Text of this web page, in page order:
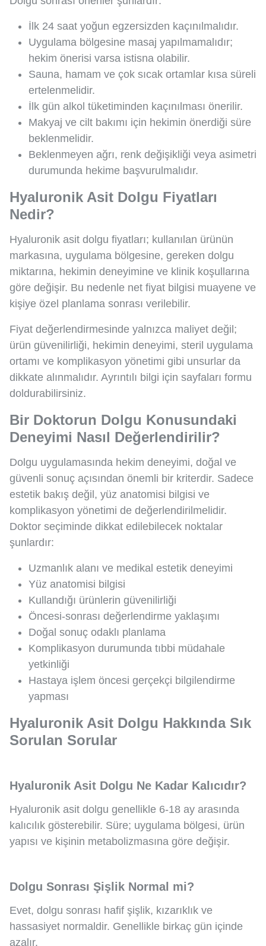
İlk 24 saat yoğun egzersizden kaçınılmalıdır.
Uygulama bölgesine masaj yapılmamalıdır;
hekim önerisi varsa istisna olabilir.
Sauna, hamam ve çok sıcak ortamlar kısa süreli
ertelenmelidir.
İlk gün alkol tüketiminden kaçınılması önerilir.
Makyaj ve cilt bakımı için hekimin önerdiği süre
beklenmelidir.
Beklenmeyen ağrı, renk değişikliği veya asimetri
durumunda hekime başvurulmalıdır.
Hyaluronik Asit Dolgu Fiyatları
Nedir?
Hyaluronik asit dolgu fiyatları; kullanılan ürünün
markasına, uygulama bölgesine, gereken dolgu
miktarına, hekimin deneyimine ve klinik koşullarına
göre değişir. Bu nedenle net fiyat bilgisi muayene ve
kişiye özel planlama sonrası verilebilir.
Fiyat değerlendirmesinde yalnızca maliyet değil;
ürün güvenilirliği, hekimin deneyimi, steril uygulama
ortamı ve komplikasyon yönetimi gibi unsurlar da
dikkate alınmalıdır. Ayrıntılı bilgi için sayfaları formu
doldurabilirsiniz.
Bir Doktorun Dolgu Konusundaki
Deneyimi Nasıl Değerlendirilir?
Dolgu uygulamasında hekim deneyimi, doğal ve
güvenli sonuç açısından önemli bir kriterdir. Sadece
estetik bakış değil, yüz anatomisi bilgisi ve
komplikasyon yönetimi de değerlendirilmelidir.
Doktor seçiminde dikkat edilebilecek noktalar
şunlardır:
Uzmanlık alanı ve medikal estetik deneyimi
Yüz anatomisi bilgisi
Kullandığı ürünlerin güvenilirliği
Öncesi-sonrası değerlendirme yaklaşımı
Doğal sonuç odaklı planlama
Komplikasyon durumunda tıbbi müdahale
yetkinliği
Hastaya işlem öncesi gerçekçi bilgilendirme
yapması
Hyaluronik Asit Dolgu Hakkında Sık
Sorulan Sorular
Hyaluronik Asit Dolgu Ne Kadar Kalıcıdır?
Hyaluronik asit dolgu genellikle 6-18 ay arasında
kalıcılık gösterebilir. Süre; uygulama bölgesi, ürün
yapısı ve kişinin metabolizmasına göre değişir.
Dolgu Sonrası Şişlik Normal mi?
Evet, dolgu sonrası hafif şişlik, kızarıklık ve
hassasiyet normaldir. Genellikle birkaç gün içinde
azalır.